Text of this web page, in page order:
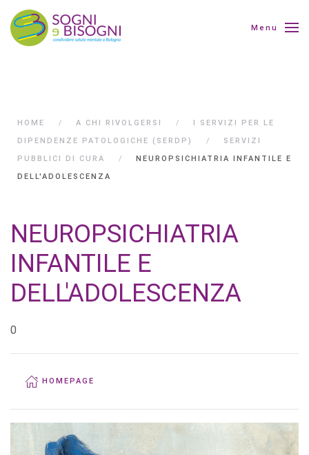
Menu
HOME A CHI RIVOLGERSI
I SERVIZI PER LE
DIPENDENZE PATOLOGICHE (SERDP)
SERVIZI
PUBBLICI DI CURA
NEUROPSICHIATRIA INFANTILE E
DELL'ADOLESCENZA
NEUROPSICHIATRIA
INFANTILE E
DELL'ADOLESCENZA
0
HOMEPAGE